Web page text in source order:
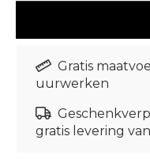
Gratis
uurwerken
gratis levering